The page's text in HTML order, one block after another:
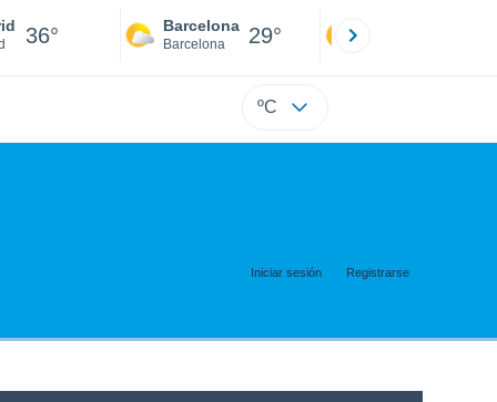
36° Barcelona
Barcelona 29°
ºC
Iniciar sesión Registrarse